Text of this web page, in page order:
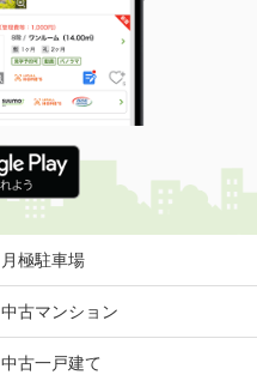
月極駐車場
中古マンション
中古一戸建て